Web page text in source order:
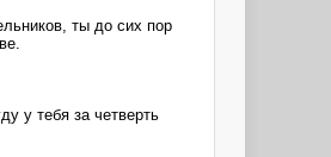
ты до сих пор
у тебя за четверть